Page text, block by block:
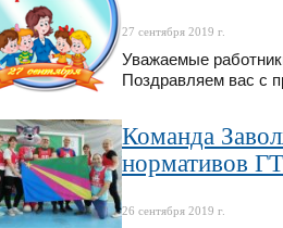
27 сентября 2019 г.
Уважаемые
Поздравляем вас с
Команда
нормативов
26 сентября 2019 г.